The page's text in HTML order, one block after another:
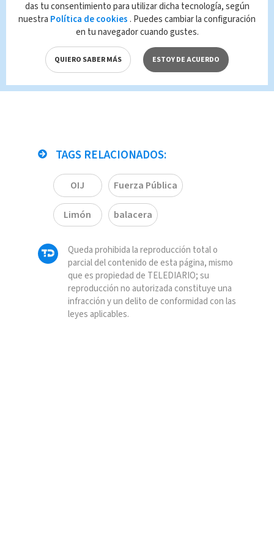
Temblor HOY 13 de mayo en
Costa Rica
Niño de un año cae desde un
tercer piso en Barrio Cuba y es
trasladado en condición crítica
TAGS RELACIONADOS:
OIJ Fuerza Pública
Limón balacera
Queda prohibida la reproducción total o
parcial del contenido de esta página, mismo
que es propiedad de TELEDIARIO; su
reproducción no autorizada constituye una
infracción y un delito de conformidad con las
leyes aplicables.
das tu consentimiento para utilizar dicha tecnología, según
nuestra Política de cookies . Puedes cambiar la configuración
en tu navegador cuando gustes.
QUIERO SABER MÁS ESTOY DE ACUERDO